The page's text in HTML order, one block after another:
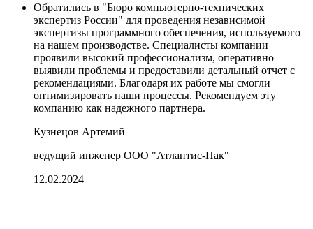
Обратились в "Бюро компьютерно-технических
экспертиз России" для проведения независимой
экспертизы программного обеспечения, используемого
на нашем производстве. Специалисты компании
проявили высокий профессионализм, оперативно
выявили проблемы и предоставили детальный отчет с
рекомендациями. Благодаря их работе мы смогли
оптимизировать наши процессы. Рекомендуем эту
компанию как надежного партнера.
Кузнецов Артемий
ведущий инженер ООО "Атлантис-Пак"
12.02.2024